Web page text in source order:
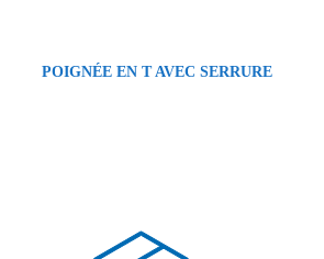
POIGNÉE EN T AVEC SERRURE